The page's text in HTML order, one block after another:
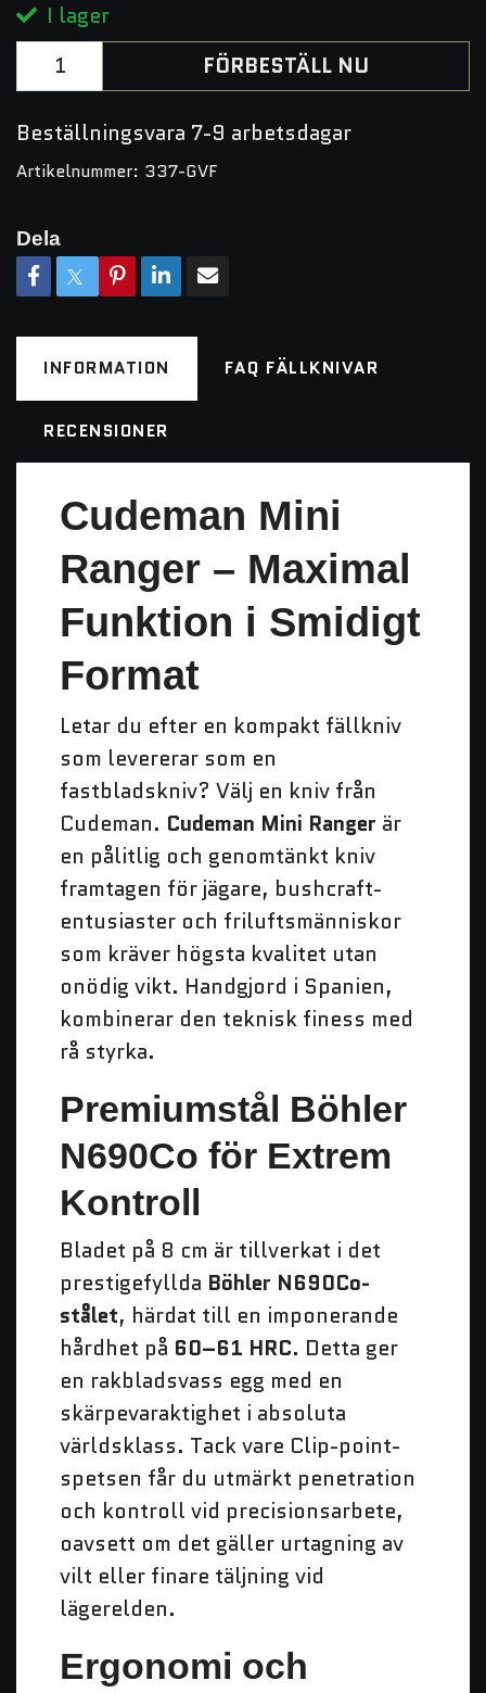
I lager
FÖRBESTÄLL NU
Beställningsvara 7-9 arbetsdagar
Artikelnummer: 337-GVF
Dela
INFORMATION FAQ FÄLLKNIVAR
RECENSIONER
Cudeman Mini
Ranger – Maximal
Funktion i Smidigt
Format
Letar du efter en kompakt fällkniv
som levererar som en
fastbladskniv? Välj en kniv från
Cudeman. Cudeman Mini Ranger är
en pålitlig och genomtänkt kniv
framtagen för jägare, bushcraft-
entusiaster och friluftsmänniskor
som kräver högsta kvalitet utan
onödig vikt. Handgjord i Spanien,
kombinerar den teknisk finess med
rå styrka.
Premiumstål Böhler
N690Co för Extrem
Kontroll
Bladet på 8 cm är tillverkat i det
prestigefyllda Böhler N690Co-
stålet, härdat till en imponerande
hårdhet på 60–61 HRC. Detta ger
en rakbladsvass egg med en
skärpevaraktighet i absoluta
världsklass. Tack vare Clip-point-
spetsen får du utmärkt penetration
och kontroll vid precisionsarbete,
oavsett om det gäller urtagning av
vilt eller finare täljning vid
lägerelden.
Ergonomi och